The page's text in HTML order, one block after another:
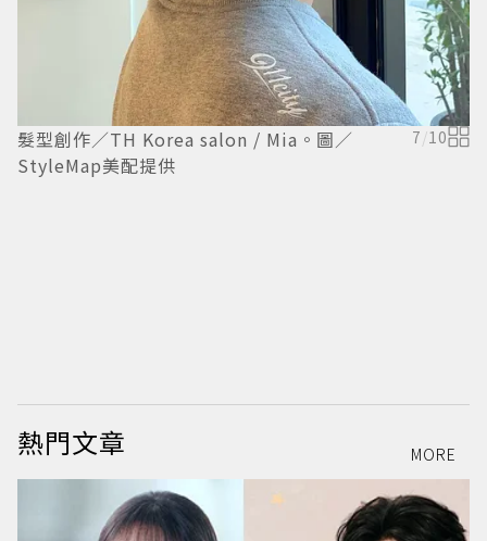
髮型創作／TH Korea salon / Mia。圖／
StyleMap美配提供
7/10
熱門文章 MORE